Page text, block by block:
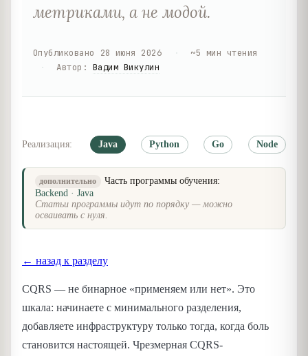
метриками, а не модой.
Опубликовано 28 июня 2026 ~5 мин чтения
Автор : Вадим Викулин
Реализация: Java Python Go Node
дополнительно
Часть программы обучения:
Backend · Java
Статьи программы идут по порядку — можно
осваивать с нуля.
← назад к разделу
CQRS — не бинарное «применяем или нет». Это
шкала: начинаете с минимального разделения,
добавляете инфраструктуру только тогда, когда боль
становится настоящей. Чрезмерная CQRS-